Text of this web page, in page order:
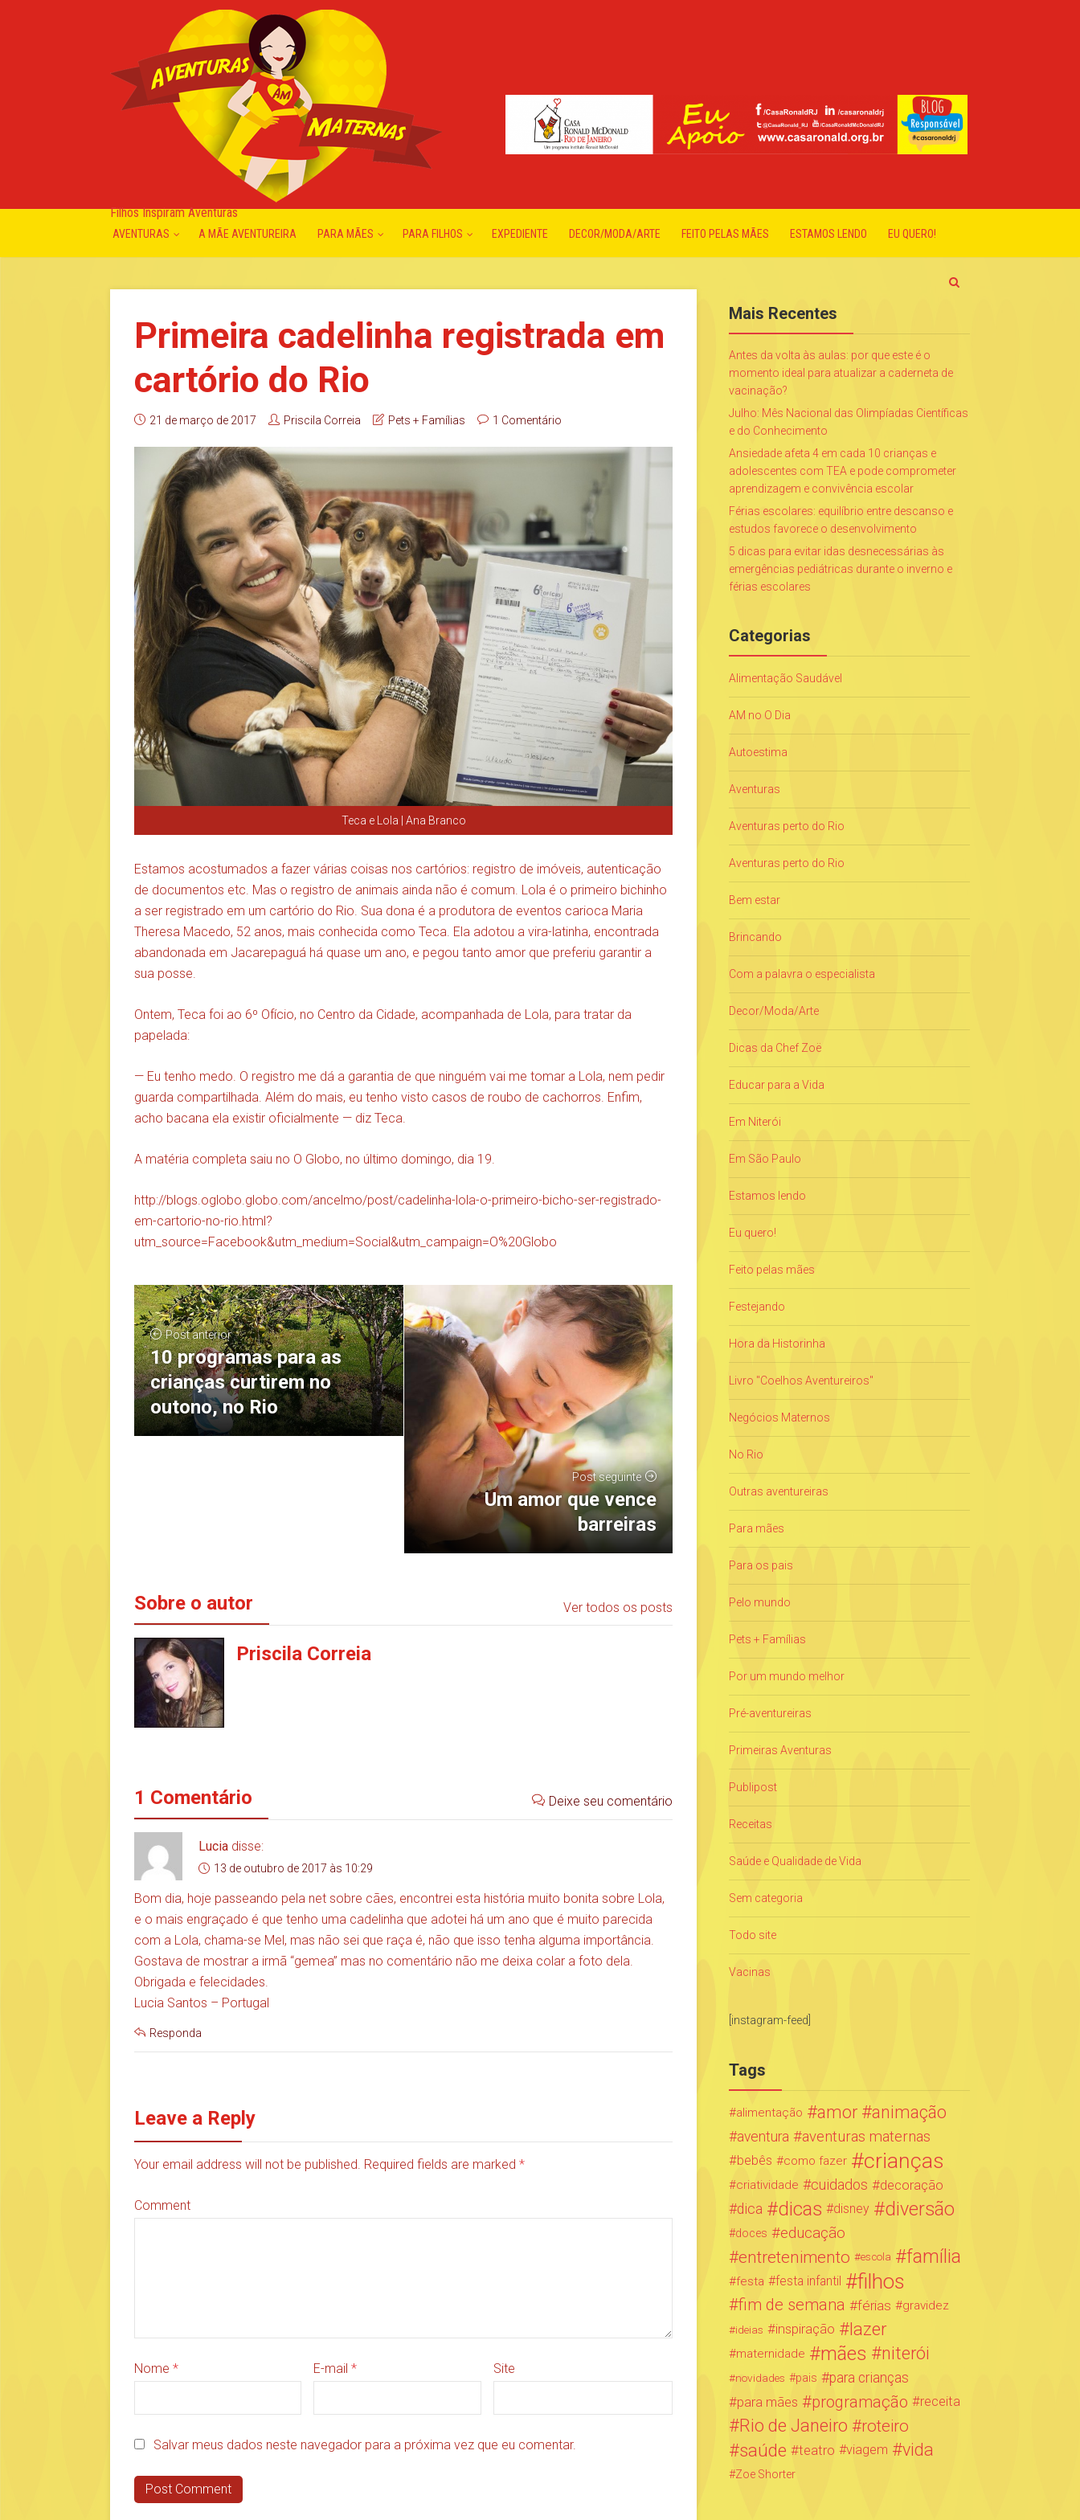
Filhos Inspiram Aventuras
AVENTURAS A MÃE AVENTUREIRA PARA MÃES PARA FILHOS EXPEDIENTE DECOR/MODA/ARTE FEITO PELAS MÃES ESTAMOS LENDO EU QUERO!
Primeira cadelinha registrada em
cartório do Rio
21 de março de 2017 Priscila Correia Pets + Famílias 1 Comentário
Teca e Lola | Ana Branco
Estamos acostumados a fazer várias coisas nos cartórios: registro de imóveis, autenticação
de documentos etc. Mas o registro de animais ainda não é comum. Lola é o primeiro bichinho
a ser registrado em um cartório do Rio. Sua dona é a produtora de eventos carioca Maria
Theresa Macedo, 52 anos, mais conhecida como Teca. Ela adotou a vira-latinha, encontrada
abandonada em Jacarepaguá há quase um ano, e pegou tanto amor que preferiu garantir a
sua posse.
Ontem, Teca foi ao 6º Ofício, no Centro da Cidade, acompanhada de Lola, para tratar da
papelada:
— Eu tenho medo. O registro me dá a garantia de que ninguém vai me tomar a Lola, nem pedir
guarda compartilhada. Além do mais, eu tenho visto casos de roubo de cachorros. Enfim,
acho bacana ela existir oficialmente — diz Teca.
A matéria completa saiu no O Globo, no último domingo, dia 19.
http://blogs.oglobo.globo.com/ancelmo/post/cadelinha-lola-o-primeiro-bicho-ser-registrado-
em-cartorio-no-rio.html?
utm_source=Facebook&utm_medium=Social&utm_campaign=O%20Globo
Post anterior
10 programas para as
crianças curtirem no
outono, no Rio
Post seguinte
Um amor que vence
barreiras
Sobre o autor Ver todos os posts
Priscila Correia
1 Comentário Deixe seu comentário
Lucia disse:
13 de outubro de 2017 às 10:29
Bom dia, hoje passeando pela net sobre cães, encontrei esta história muito bonita sobre Lola,
e o mais engraçado é que tenho uma cadelinha que adotei há um ano que é muito parecida
com a Lola, chama-se Mel, mas não sei que raça é, não que isso tenha alguma importância.
Gostava de mostrar a irmã “gemea” mas no comentário não me deixa colar a foto dela.
Obrigada e felecidades.
Lucia Santos – Portugal
Responda
Leave a Reply
Your email address will not be published. Required fields are marked *
Comment
Nome * E-mail* Site
Salvar meus dados neste navegador para a próxima vez que eu comentar.
Mais Recentes
Antes da volta às aulas: por que este é o
momento ideal para atualizar a caderneta de
vacinação?
Julho: Mês Nacional das Olimpíadas Científicas
e do Conhecimento
Ansiedade afeta 4 em cada 10 crianças e
adolescentes com TEA e pode comprometer
aprendizagem e convivência escolar
Férias escolares: equilíbrio entre descanso e
estudos favorece o desenvolvimento
5 dicas para evitar idas desnecessárias às
emergências pediátricas durante o inverno e
férias escolares
Categorias
Alimentação Saudável
AM no O Dia
Autoestima
Aventuras
Aventuras perto do Rio
Aventuras perto do Rio
Bem estar
Brincando
Com a palavra o especialista
Decor/Moda/Arte
Dicas da Chef Zoë
Educar para a Vida
Em Niterói
Em São Paulo
Estamos lendo
Eu quero!
Feito pelas mães
Festejando
Hora da Historinha
Livro "Coelhos Aventureiros"
Negócios Maternos
No Rio
Outras aventureiras
Para mães
Para os pais
Pelo mundo
Pets + Famílias
Por um mundo melhor
Pré-aventureiras
Primeiras Aventuras
Publipost
Receitas
Saúde e Qualidade de Vida
Sem categoria
Todo site
Vacinas
[instagram-feed]
Tags
alimentação amor animação
aventura aventuras maternas
bebês como fazer crianças
criatividade cuidados
decoração
dica
dicas disney diversão
doces educação
entretenimento escola família
festa festa infantil filhos
fim de semana férias gravidez
ideias inspiração lazer
maternidade mães niterói
novidades pais
para crianças
para mães
programação receita
Rio de Janeiro roteiro
saúde teatro viagem vida
Zoe Shorter